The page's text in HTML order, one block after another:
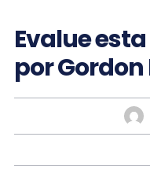
Evalue
por Gordon